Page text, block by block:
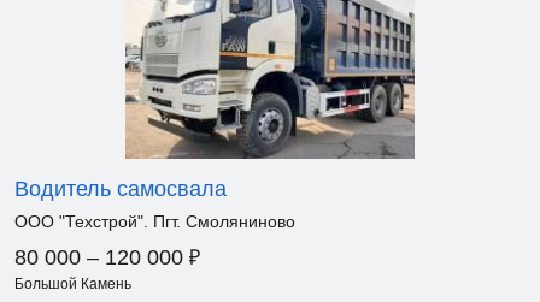
Водитель самосвала
ООО "Техстрой". Пгт. Смоляниново
80 000 – 120 000 ₽
Большой Камень